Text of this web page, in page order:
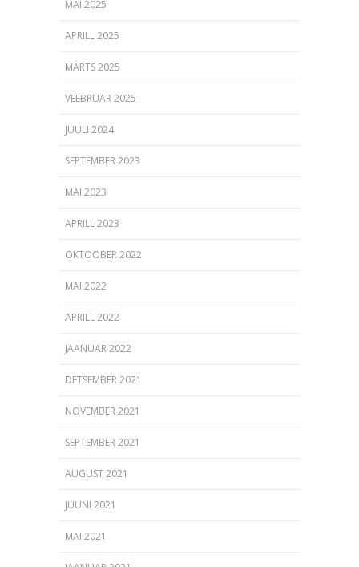
MAI 2025
APRILL 2025
MÄRTS 2025
VEEBRUAR 2025
JUULI 2024
SEPTEMBER 2023
MAI 2023
APRILL 2023
OKTOOBER 2022
MAI 2022
APRILL 2022
JAANUAR 2022
DETSEMBER 2021
NOVEMBER 2021
SEPTEMBER 2021
AUGUST 2021
JUUNI 2021
MAI 2021